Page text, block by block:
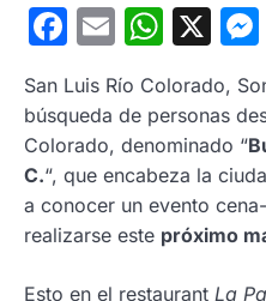
Facebook
Email X
San Luis Río Colorado,
búsqueda de personas
Colorado, denominado “
C.“, que encabeza la
a conocer un evento
realizarse este próximo
Esto en el restaurant La